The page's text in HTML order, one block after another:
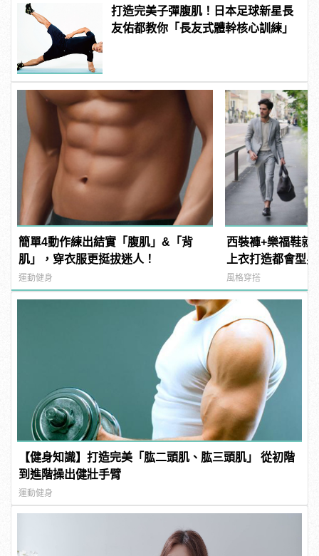
打造完美子彈腹肌！日本足球新星長
友佑都教你「長友式體幹核心訓練」
簡單4動作練出結實「腹肌」&「背
肌」，穿衣服更挺拔迷人！
運動健身
西裝褲+樂福鞋就
上衣打造都會型
這樣變型男
風格穿搭
【健身知識】打造完美「肱二頭肌、肱三頭肌」 從初階
到進階操出健壯手臂
運動健身